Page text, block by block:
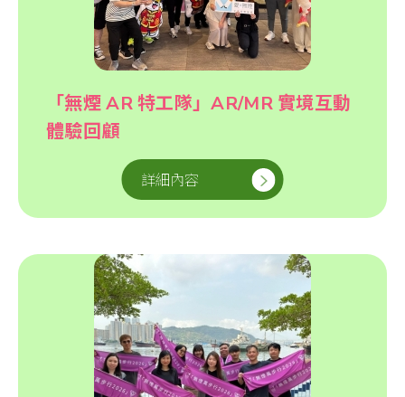
「無煙 AR 特工隊」AR/MR 實境互動
體驗回顧
詳細內容